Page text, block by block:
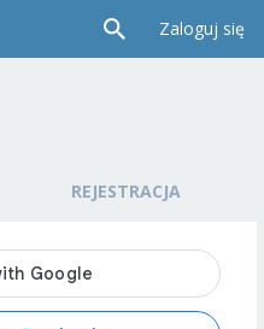
Zaloguj się
REJESTRACJA